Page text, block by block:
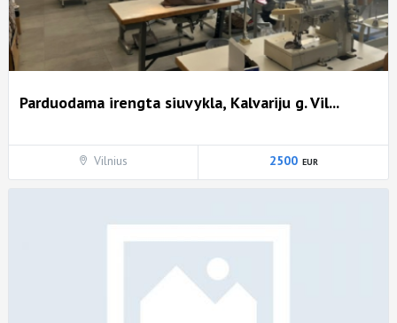
Parduodama irengta siuvykla, Kalvariju g. Vil...
Vilnius 2500